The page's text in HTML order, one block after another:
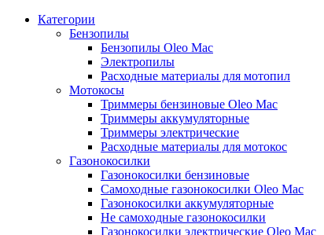
Категории
Бензопилы
Бензопилы Oleo Mac
Электропилы
Расходные материалы для мотопил
Мотокосы
Триммеры бензиновые Oleo Mac
Триммеры аккумуляторные
Триммеры электрические
Расходные материалы для мотокос
Газонокосилки
Газонокосилки бензиновые
Самоходные газонокосилки Oleo Mac
Газонокосилки аккумуляторные
Не самоходные газонокосилки
Газонокосилки электрические Oleo Mac